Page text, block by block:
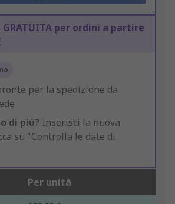
GRATUITA per ordini a partire
per la spedizione da
di più? Inserisci la nuova
su "Controlla le date di
Per unità